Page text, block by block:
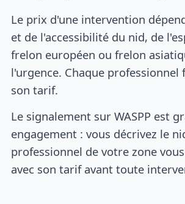
Le prix d'une intervention
et de l'accessibilité du nid, de
frelon européen ou frelon
l'urgence. Chaque
son tarif.
Le signalement sur WASPP est
engagement : vous décrivez le
professionnel de votre zone
avec son tarif avant toute